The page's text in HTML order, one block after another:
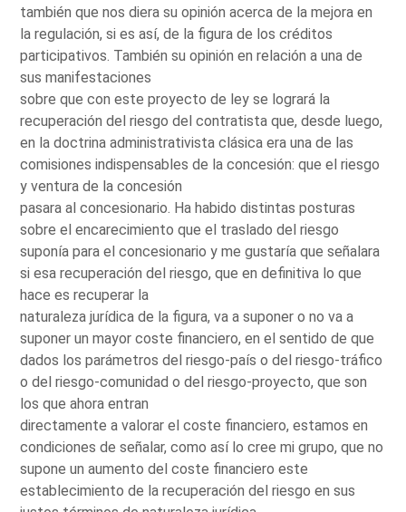
también que nos diera su opinión acerca de la mejora en
la regulación, si es así, de la figura de los créditos
participativos. También su opinión en relación a una de
sus manifestaciones
sobre que con este proyecto de ley se logrará la
recuperación del riesgo del contratista que, desde luego,
en la doctrina administrativista clásica era una de las
comisiones indispensables de la concesión: que el riesgo
y ventura de la concesión
pasara al concesionario. Ha habido distintas posturas
sobre el encarecimiento que el traslado del riesgo
suponía para el concesionario y me gustaría que señalara
si esa recuperación del riesgo, que en definitiva lo que
hace es recuperar la
naturaleza jurídica de la figura, va a suponer o no va a
suponer un mayor coste financiero, en el sentido de que
dados los parámetros del riesgo-país o del riesgo-tráfico
o del riesgo-comunidad o del riesgo-proyecto, que son
los que ahora entran
directamente a valorar el coste financiero, estamos en
condiciones de señalar, como así lo cree mi grupo, que no
supone un aumento del coste financiero este
establecimiento de la recuperación del riesgo en sus